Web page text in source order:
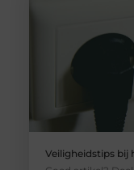
Veiligheidstips bij